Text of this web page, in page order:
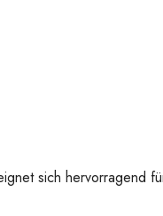
sich hervorragend